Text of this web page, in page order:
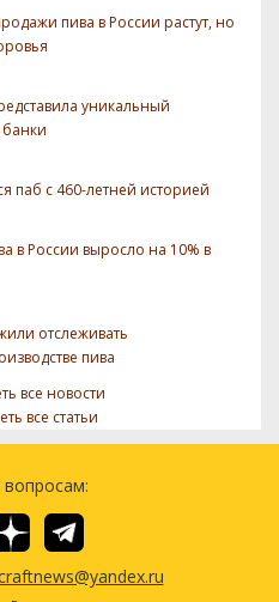
пива в России растут, но
уникальный
паб с 460-летней историей
в России выросло на 10% в
отслеживать
пива
все новости
все статьи